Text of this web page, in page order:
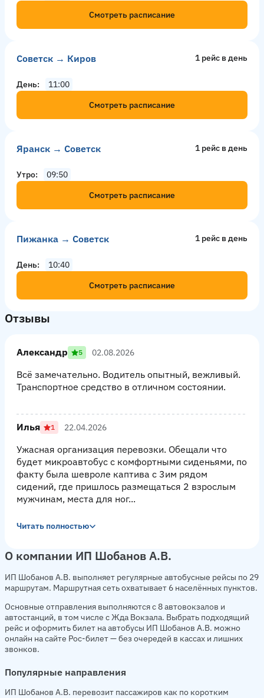
Смотреть расписание
Советск → Киров 1 рейс в день
День
11:00
Смотреть расписание
Яранск → Советск 1 рейс в день
Утро
09:50
Смотреть расписание
Пижанка → Советск 1 рейс в день
День
10:40
Смотреть расписание
Отзывы
Александр 5 02.08.2026
Всё замечательно. Водитель опытный, вежливый.
Транспортное средство в отличном состоянии.
Илья 1 22.04.2026
Ужасная организация перевозки. Обещали что
будет микроавтобус с комфортными сиденьями, по
факту была шевроле каптива с 3им рядом
сидений, где пришлось размещаться 2 взрослым
мужчинам, места для ног...
Читать полностью
О компании ИП Шобанов А.В.
ИП Шобанов А.В. выполняет регулярные автобусные рейсы по 29
маршрутам. Маршрутная сеть охватывает 6 населённых пунктов.
Основные отправления выполняются с 8 автовокзалов и
автостанций, в том числе с Жда Вокзала. Выбрать подходящий
рейс и оформить билет на автобусы ИП Шобанов А.В. можно
онлайн на сайте Рос-билет — без очередей в кассах и лишних
звонков.
Популярные направления
ИП Шобанов А.В. перевозит пассажиров как по коротким